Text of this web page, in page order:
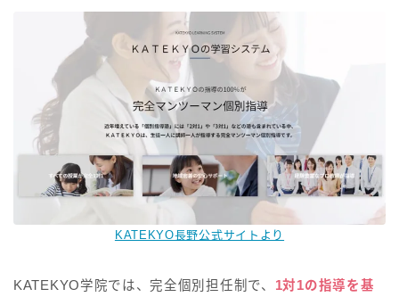
KATEKYO長野公式サイトより
KATEKYO学院では、完全個別担任制で、 1対1の指導を基